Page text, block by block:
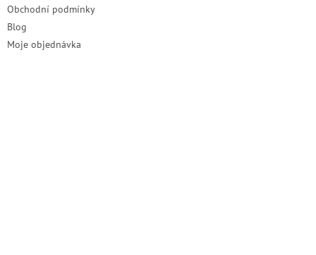
Obchodní podmínky
Blog
Moje objednávka